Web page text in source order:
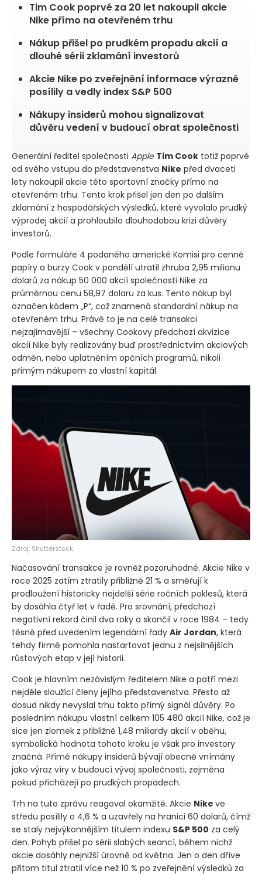
Tim Cook poprvé za 20 let nakoupil akcie
Nike přímo na otevřeném trhu
Nákup přišel po prudkém propadu akcií a
dlouhé sérii zklamání investorů
Akcie Nike po zveřejnění informace výrazně
posílily a vedly index S&P 500
Nákupy insiderů mohou signalizovat
důvěru vedení v budoucí obrat společnosti
Generální ředitel společnosti Apple Tim Cook totiž poprvé
od svého vstupu do představenstva Nike před dvaceti
lety nakoupil akcie této sportovní značky přímo na
otevřeném trhu. Tento krok přišel jen den po dalším
zklamání z hospodářských výsledků, které vyvolalo prudký
výprodej akcií a prohloubilo dlouhodobou krizi důvěry
investorů.
Podle formuláře 4 podaného americké Komisi pro cenné
papíry a burzy Cook v pondělí utratil zhruba 2,95 milionu
dolarů za nákup 50 000 akcií společnosti Nike za
průměrnou cenu 58,97 dolaru za kus. Tento nákup byl
označen kódem „P“, což znamená standardní nákup na
otevřeném trhu. Právě to je na celé transakci
nejzajímavější – všechny Cookovy předchozí akvizice
akcií Nike byly realizovány buď prostřednictvím akciových
odměn, nebo uplatněním opčních programů, nikoli
přímým nákupem za vlastní kapitál.
Zdroj: Shutterstock
Načasování transakce je rovněž pozoruhodné. Akcie Nike v
roce 2025 zatím ztratily přibližně 21 % a směřují k
prodloužení historicky nejdelší série ročních poklesů, která
by dosáhla čtyř let v řadě. Pro srovnání, předchozí
negativní rekord činil dva roky a skončil v roce 1984 – tedy
těsně před uvedením legendární řady Air Jordan, která
tehdy firmě pomohla nastartovat jednu z nejsilnějších
růstových etap v její historii.
Cook je hlavním nezávislým ředitelem Nike a patří mezi
nejdéle sloužící členy jejího představenstva. Přesto až
dosud nikdy nevyslal trhu takto přímý signál důvěry. Po
posledním nákupu vlastní celkem 105 480 akcií Nike, což je
sice jen zlomek z přibližně 1,48 miliardy akcií v oběhu,
symbolická hodnota tohoto kroku je však pro investory
značná. Přímé nákupy insiderů bývají obecně vnímány
jako výraz víry v budoucí vývoj společnosti, zejména
pokud přicházejí po prudkých propadech.
Trh na tuto zprávu reagoval okamžitě. Akcie Nike ve
středu posílily o 4,6 % a uzavřely na hranici 60 dolarů, čímž
se staly nejvýkonnějším titulem indexu S&P 500 za celý
den. Pohyb přišel po sérii slabých seancí, během nichž
akcie dosáhly nejnižší úrovně od května. Jen o den dříve
přitom titul ztratil více než 10 % po zveřejnění výsledků za